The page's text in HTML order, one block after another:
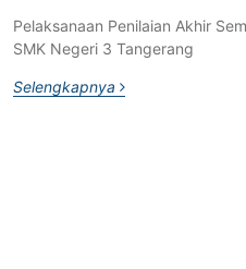
Pelaksanaan Penilaian Akhir
SMK Negeri 3 Tangerang
Selengkapnya